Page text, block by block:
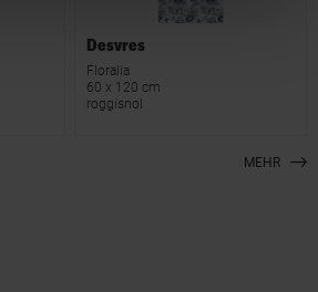
Desvres
Floralia
60 x 120 cm
roggisnol
MEHR